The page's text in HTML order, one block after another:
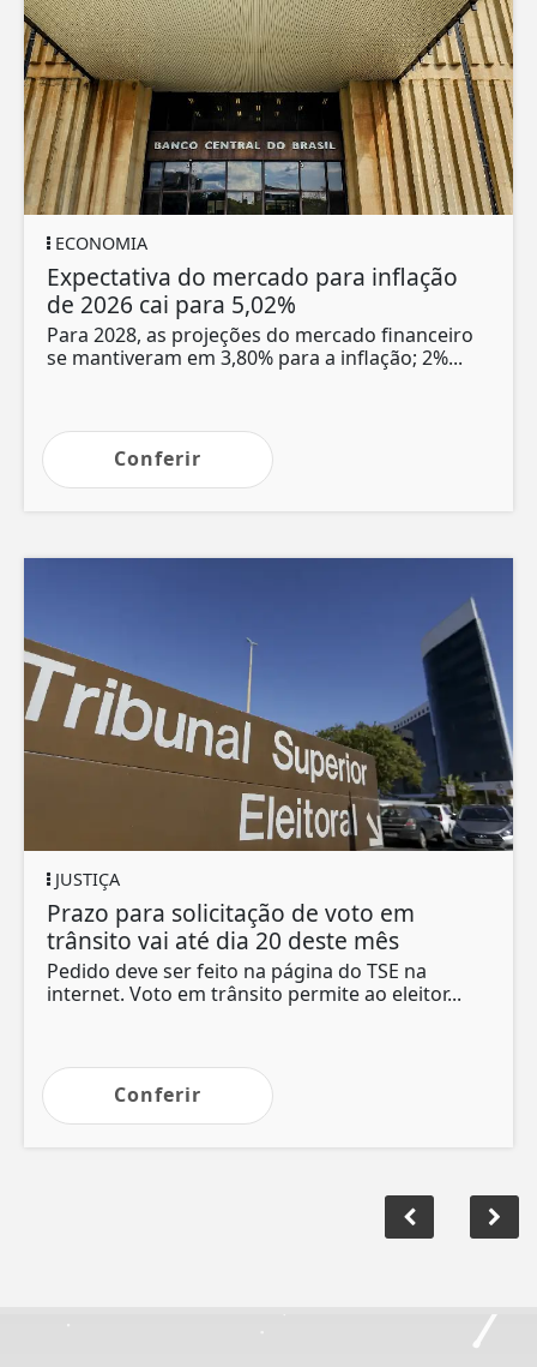
ECONOMIA
Expectativa do mercado para inflação
de 2026 cai para 5,02%
Para 2028, as projeções do mercado financeiro
se mantiveram em 3,80% para a inflação; 2%...
Conferir
JUSTIÇA
Prazo para solicitação de voto em
trânsito vai até dia 20 deste mês
Pedido deve ser feito na página do TSE na
internet. Voto em trânsito permite ao eleitor...
Conferir